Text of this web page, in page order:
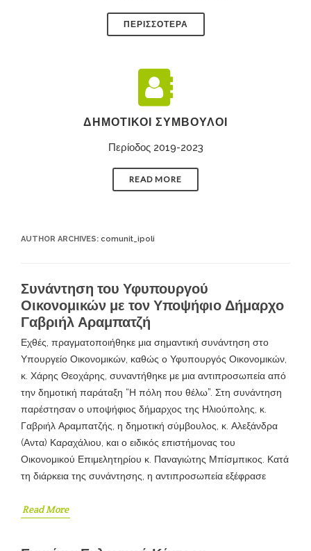
ΠΕΡΙΣΣΟΤΕΡΑ
ΔΗΜΟΤΙΚΟΊ ΣΎΜΒΟΥΛΟΙ
Περίοδος 2019-2023
READ MORE
AUTHOR ARCHIVES: comunit_ipoli
Συνάντηση του Υφυπουργού
Οικονομικών με τον Υποψήφιο Δήμαρχο
Γαβριήλ Αραμπατζή
Εχθές, πραγματοποιήθηκε μια σημαντική συνάντηση στο
Υπουργείο Οικονομικών, καθώς ο Υφυπουργός Οικονομικών,
κ. Χάρης Θεοχάρης, συναντήθηκε με μια αντιπροσωπεία από
την δημοτική παράταξη “Η πόλη που θέλω”. Στη συνάντηση
παρέστησαν ο υποψήφιος δήμαρχος της Ηλιούπολης, κ.
Γαβριήλ Αραμπατζής, η δημοτική σύμβουλος, κ. Αλεξάνδρα
(Αντα) Καραχάλιου, και ο ειδικός επιστήμονας του
Οικονομικού Επιμελητηρίου κ. Παναγιώτης Μπίσμπικος. Κατά
τη διάρκεια της συνάντησης, η αντιπροσωπεία εξέφρασε
Read More